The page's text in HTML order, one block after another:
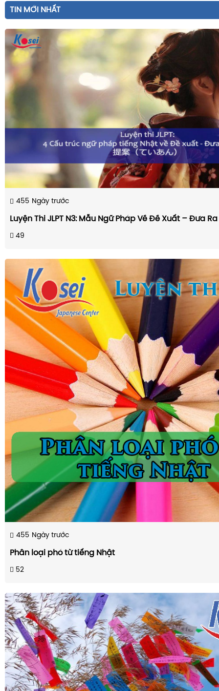
TIN MỚI NHẤT
455 Ngày trước
Luyện Thi JLPT N3: Mẫu Ngữ Pháp Về Đề Xuất – Đưa Ra
49
455 Ngày trước
Phân loại phó từ tiếng Nhật
52